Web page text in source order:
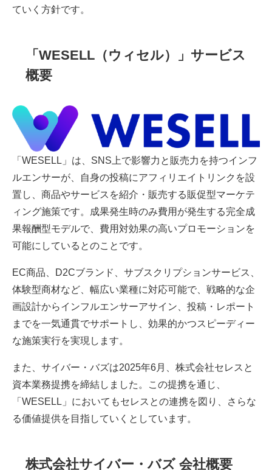
ていく方針です。
「WESELL（ウィセル）」サービス
概要
「WESELL」は、SNS上で影響力と販売力を持つインフ
ルエンサーが、自身の投稿にアフィリエイトリンクを設
置し、商品やサービスを紹介・販売する販促型マーケテ
ィング施策です。成果発生時のみ費用が発生する完全成
果報酬型モデルで、費用対効果の高いプロモーションを
可能にしているとのことです。
EC商品、D2Cブランド、サブスクリプションサービス、
体験型商材など、幅広い業種に対応可能で、戦略的な企
画設計からインフルエンサーアサイン、投稿・レポート
までを一気通貫でサポートし、効果的かつスピーディー
な施策実行を実現します。
また、サイバー・バズは2025年6月、株式会社セレスと
資本業務提携を締結しました。この提携を通じ、
「WESELL」においてもセレスとの連携を図り、さらな
る価値提供を目指していくとしています。
株式会社サイバー・バズ 会社概要